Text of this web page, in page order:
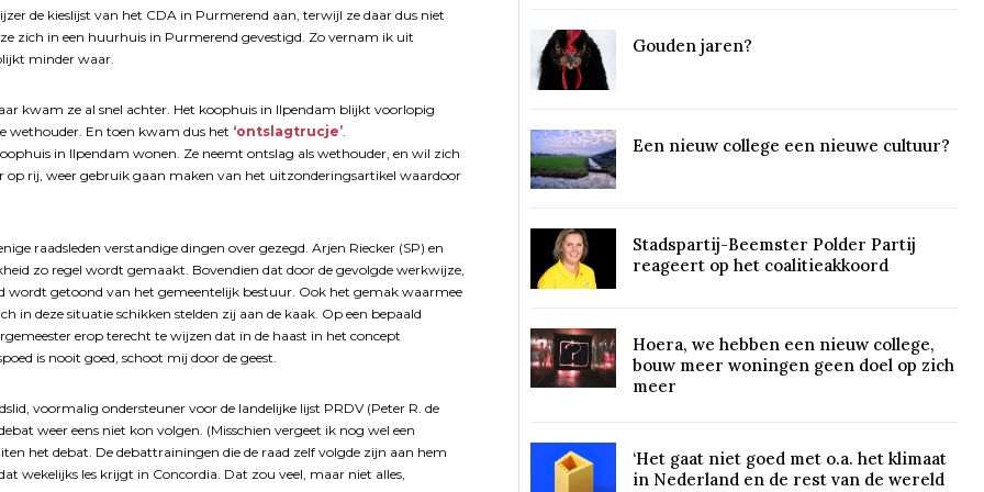
de kieslijst van het CDA in Purmerend aan, terwijl ze daar dus niet
zich in een huurhuis in Purmerend gevestigd. Zo vernam ik uit
minder waar.
kwam ze al snel achter. Het koophuis in Ilpendam blijkt voorlopig
wethouder. En toen kwam dus het ‘ontslagtrucje’.
in Ilpendam wonen. Ze neemt ontslag als wethouder, en wil zich
op rij, weer gebruik gaan maken van het uitzonderingsartikel waardoor
raadsleden verstandige dingen over gezegd. Arjen Riecker (SP) en
zo regel wordt gemaakt. Bovendien dat door de gevolgde werkwijze,
wordt getoond van het gemeentelijk bestuur. Ook het gemak waarmee
in deze situatie schikken stelden zij aan de kaak. Op een bepaald
erop terecht te wijzen dat in de haast in het concept
is nooit goed, schoot mij door de geest.
voormalig ondersteuner voor de landelijke lijst PRDV (Peter R. de
weer eens niet kon volgen. (Misschien vergeet ik nog wel een
het debat. De debattrainingen die de raad zelf volgde zijn aan hem
wekelijks les krijgt in Concordia. Dat zou veel, maar niet alles,
Gouden jaren?
Een nieuw college een nieuwe cultuur?
Stadspartij-Beemster Polder Partij
reageert op het coalitieakkoord
Hoera, we hebben een nieuw college,
bouw meer woningen geen doel op zich
meer
‘Het gaat niet goed met o.a. het klimaat
in Nederland en de rest van de wereld